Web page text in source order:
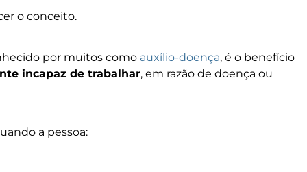
o conceito.
por muitos como auxílio-doença, é o benefício
incapaz de trabalhar, em razão de doença ou
a pessoa: